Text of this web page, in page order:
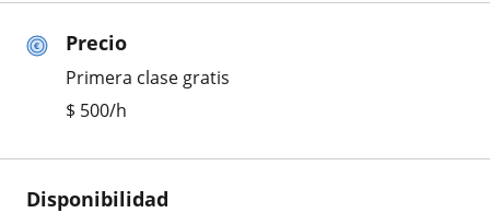
Precio
Primera clase gratis
$ 500/h
Disponibilidad